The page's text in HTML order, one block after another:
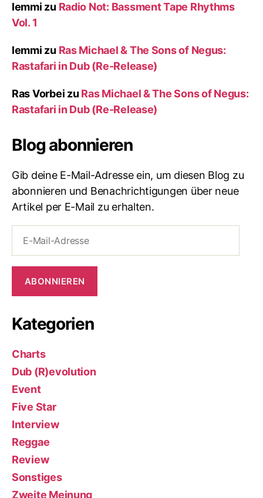
lemmi zu Radio Not: Bassment Tape Rhythms
Vol. 1
lemmi zu Ras Michael & The Sons of Negus:
Rastafari in Dub (Re-Release)
Ras Vorbei zu Ras Michael & The Sons of Negus:
Rastafari in Dub (Re-Release)
Blog abonnieren
Gib deine E-Mail-Adresse ein, um diesen Blog zu
abonnieren und Benachrichtigungen über neue
Artikel per E-Mail zu erhalten.
Mail-
ABONNIEREN
Kategorien
Charts
Dub (R)evolution
Event
Five Star
Interview
Reggae
Review
Sonstiges
Zweite Meinung